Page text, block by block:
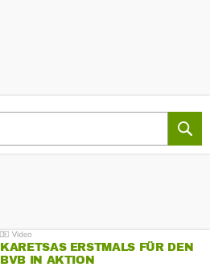
KARETSAS ERSTMALS FÜR DEN
BVB IN AKTION